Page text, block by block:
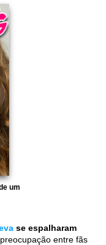
um
se espalharam
entre fãs